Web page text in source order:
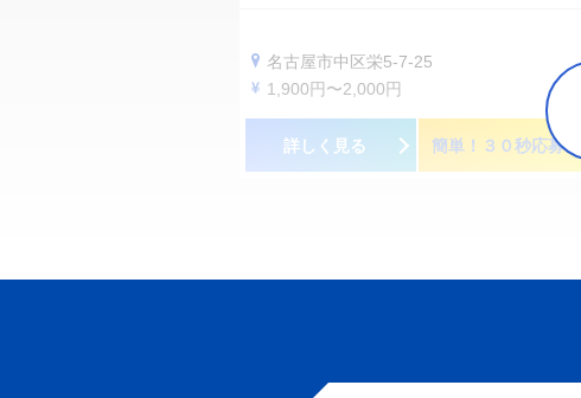
名古屋市中区栄5-7-25
1,900円〜2,000円
詳しく見る 簡単！３０秒応募